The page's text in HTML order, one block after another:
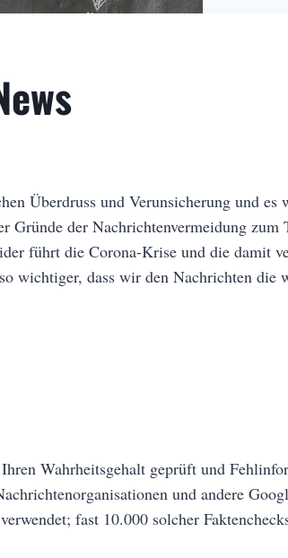
Überdruss und Verunsicherung und
Gründe der Nachrichtenvermeidung
führt die Corona-Krise und die damit
wichtiger, dass wir den Nachrichten die
Wahrheitsgehalt geprüft und
und andere
fast 10.000 solcher